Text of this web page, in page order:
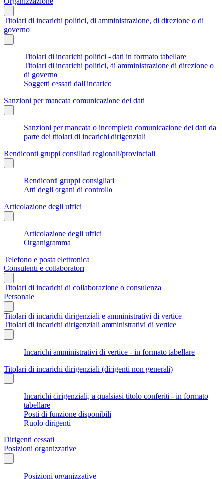
Titolari di incarichi politici, di amministrazione, di direzione o di
governo
Titolari di incarichi politici - dati in formato tabellare
Titolari di incarichi politici, di amministrazione di direzione o
di governo
Soggetti cessati dall'incarico
Sanzioni per mancata comunicazione dei dati
Sanzioni per mancata o incompleta comunicazione dei dati da
parte dei titolari di incarichi dirigenziali
Rendiconti gruppi consiliari regionali/provinciali
Rendiconti gruppi consigliari
Atti degli organi di controllo
Articolazione degli uffici
Articolazione degli uffici
Organigramma
Telefono e posta elettronica
Consulenti e collaboratori
Titolari di incarichi di collaborazione o consulenza
Personale
Titolari di incarichi dirigenziali e amministrativi di vertice
Titolari di incarichi dirigenziali amministrativi di vertice
Incarichi amministrativi di vertice - in formato tabellare
Titolari di incarichi dirigenziali (dirigenti non generali)
Incarichi dirigenziali, a qualsiasi titolo conferiti - in formato
tabellare
Posti di funzione disponibili
Ruolo dirigenti
Dirigenti cessati
Posizioni organizzative
Posizioni organizzative